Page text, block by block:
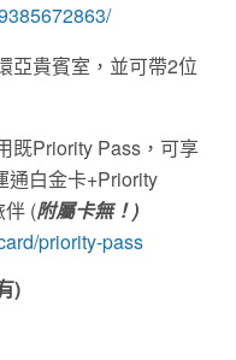
亞貴賓室，並可帶2位
既Priority Pass，可享
通白金卡+Priority
伴 (附屬卡無！)
priority-pass
)